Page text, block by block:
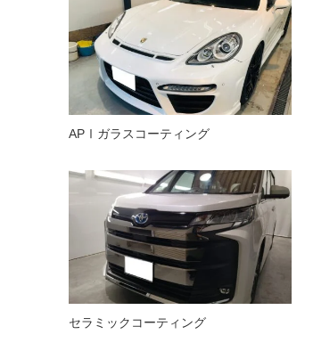
APⅠガラスコーティング
セラミックコーティング